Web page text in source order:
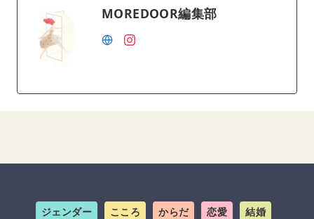
MOREDOOR編集部
ジェンダー こころ からだ 恋愛 結婚